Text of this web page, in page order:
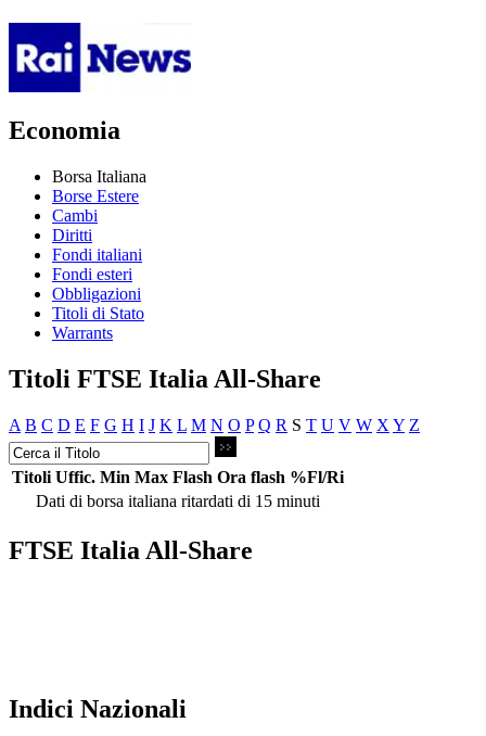
Economia
Borsa Italiana
Borse Estere
Cambi
Diritti
Fondi italiani
Fondi esteri
Obbligazioni
Titoli di Stato
Warrants
Titoli FTSE Italia All-Share
A B C D E F G H I J K L M N O P Q R S T U V W X Y Z
Titoli Uffic. Min Max Flash Ora flash %Fl/Ri
Dati di borsa italiana ritardati di 15 minuti
FTSE Italia All-Share
Indici Nazionali